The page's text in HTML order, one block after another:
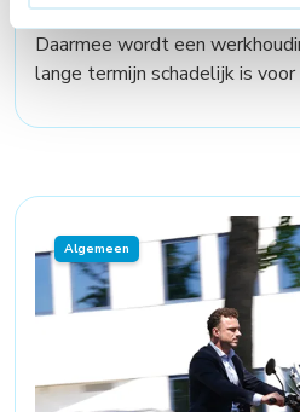
Vele van ons hebben een
Daarmee wordt een
lange termijn schadelijk is voor
Algemeen